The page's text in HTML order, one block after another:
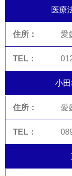
医療
愛
小
愛